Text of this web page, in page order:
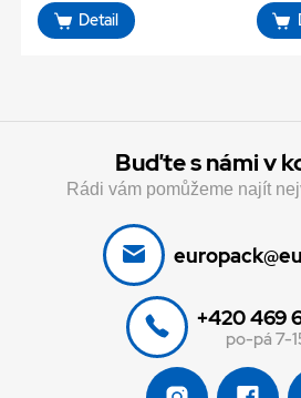
Detail
Buďte s námi v
Rádi vám pomůžeme najít
+420 469
po-pá 7-